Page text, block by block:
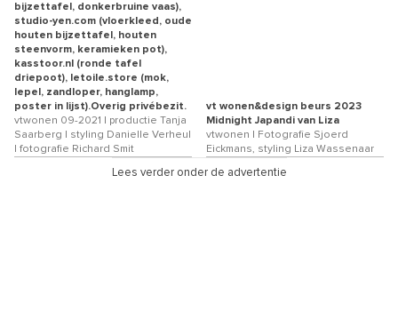
bijzettafel, donkerbruine vaas),
studio-yen.com (vloerkleed, oude
houten bijzettafel, houten
steenvorm, keramieken pot),
kasstoor.nl (ronde tafel
driepoot), letoile.store (mok,
lepel, zandloper, hanglamp,
poster in lijst).Overig privébezit.
vtwonen 09-2021 | productie Tanja
Saarberg | styling Danielle Verheul
| fotografie Richard Smit
vt wonen&design beurs 2023
Midnight Japandi van Liza
vtwonen | Fotografie Sjoerd
Eickmans, styling Liza Wassenaar
Lees verder onder de advertentie